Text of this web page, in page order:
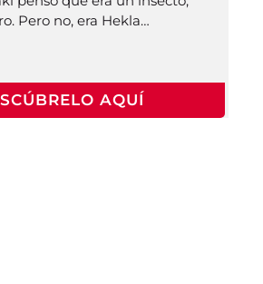
Pero no, era Hekla…
AQUÍ